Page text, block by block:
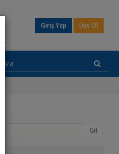
Giriş Yap Üye Ol
Git